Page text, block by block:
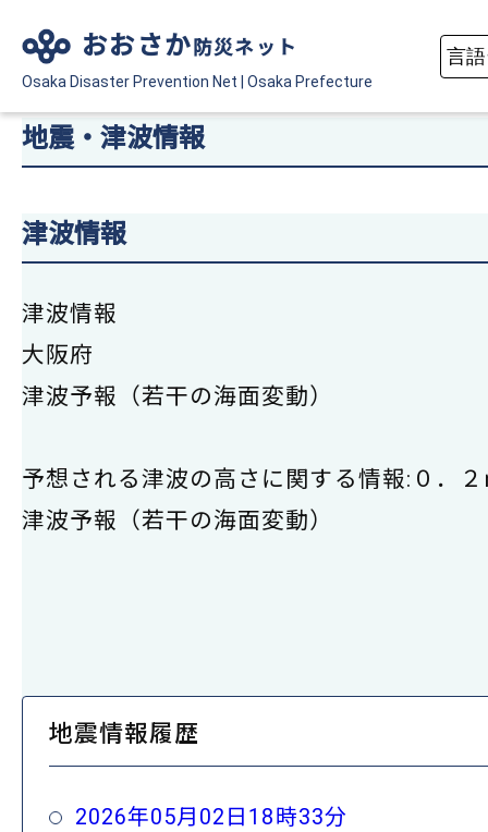
おおさか 防災ネット
Osaka Disaster Prevention Net Osaka Prefecture
地震・津波情報
津波情報
津波情報
大阪府
津波予報（若干の海面変動）
予想される津波の高さに関する情報:０．
津波予報（若干の海面変動）
地震情報履歴
2026年05月02日18時33分